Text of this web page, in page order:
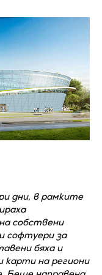
дни, в рамките
собствени
софтуери за
бяха и
карти на региони